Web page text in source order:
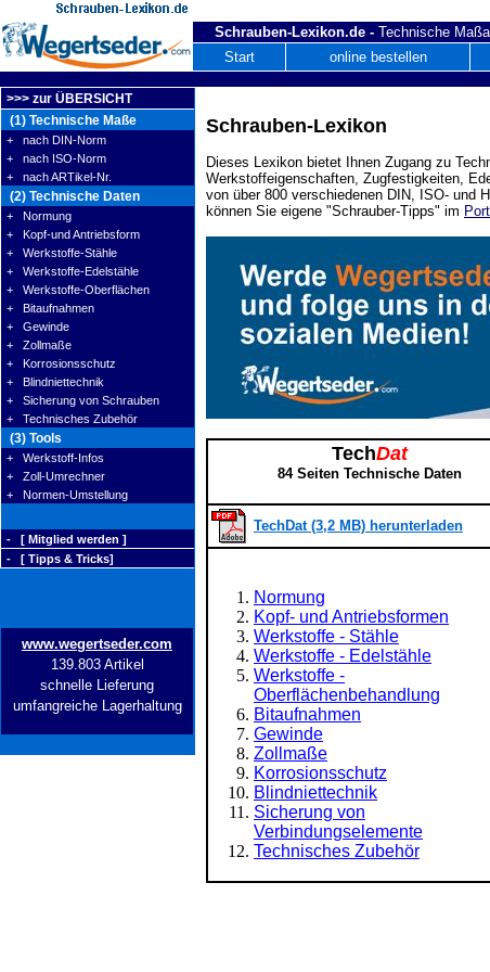
Schrauben-Lexikon.de - Technische
Start
online bestellen
>>> zur ÜBERSICHT
(1) Technische Maße
+ nach DIN-Norm
+ nach ISO-Norm
+ nach ARTikel-Nr.
(2) Technische Daten
+ Normung
+ Kopf-und Antriebsform
+ Werkstoffe-Stähle
+ Werkstoffe-Edelstähle
+ Werkstoffe-Oberflächen
+ Bitaufnahmen
+ Gewinde
+ Zollmaße
+ Korrosionsschutz
+ Blindniettechnik
+ Sicherung von Schrauben
+ Technisches Zubehör
(3) Tools
+ Werkstoff-Infos
+ Zoll-Umrechner
+ Normen-Umstellung
- [ Mitglied werden ]
- [ Tipps & Tricks]
www.wegertseder.com
139.803 Artikel
schnelle Lieferung
umfangreiche Lagerhaltung
Schrauben-Lexikon
Dieses Lexikon bietet Ihnen Zugang zu
Werkstoffeigenschaften, Zugfestigkeiten,
von über 800 verschiedenen DIN, ISO- und
können Sie eigene "Schrauber-Tipps" im
TechDat
84 Seiten Technische Daten
TechDat (3,2 MB) herunterladen
Normung
Kopf- und Antriebsformen
Werkstoffe - Stähle
Werkstoffe - Edelstähle
Werkstoffe -
Oberflächenbehandlung
Bitaufnahmen
Gewinde
Zollmaße
Korrosionsschutz
Blindniettechnik
Sicherung von
Verbindungselemente
Technisches Zubehör